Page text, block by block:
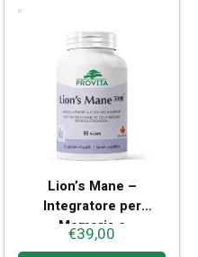
Lion’s Mane –
Integratore per
Memoria e
Concentrazione
€39,00